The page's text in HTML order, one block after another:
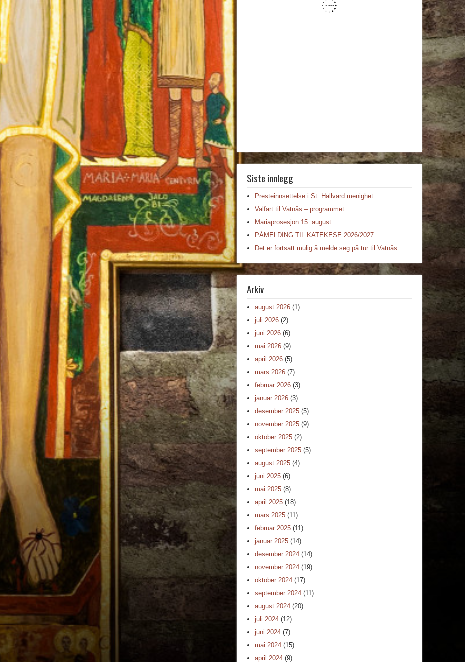
Siste innlegg
Presteinnsettelse i St. Hallvard menighet
Valfart til Vatnås – programmet
Mariaprosesjon 15. august
PÅMELDING TIL KATEKESE 2026/2027
Det er fortsatt mulig å melde seg på tur til Vatnås
Arkiv
august 2026 (1)
juli 2026 (2)
juni 2026 (6)
mai 2026 (9)
april 2026 (5)
mars 2026 (7)
februar 2026 (3)
januar 2026 (3)
desember 2025 (5)
november 2025 (9)
oktober 2025 (2)
september 2025 (5)
august 2025 (4)
juni 2025 (6)
mai 2025 (8)
april 2025 (18)
mars 2025 (11)
februar 2025 (11)
januar 2025 (14)
desember 2024 (14)
november 2024 (19)
oktober 2024 (17)
september 2024 (11)
august 2024 (20)
juli 2024 (12)
juni 2024 (7)
mai 2024 (15)
april 2024 (9)